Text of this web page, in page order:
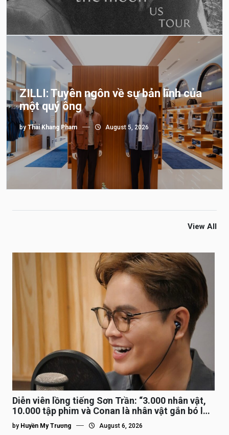
ZILLI: Tuyên ngôn về sự bản lĩnh của
một quý ông
by Thai Khang Pham August 5, 2026
View All
Diễn viên lồng tiếng Sơn Trần: “3.000 nhân vật,
10.000 tập phim và Conan là nhân vật gắn bó lâu
nhất”
by Huyền My Trương August 6, 2026